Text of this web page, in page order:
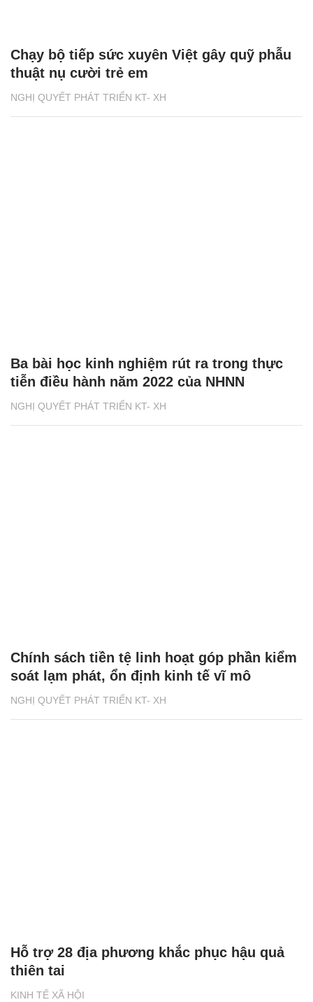
NGHỊ QUYẾT PHÁT TRIỂN KT- XH
Chạy bộ tiếp sức xuyên Việt gây quỹ phẫu
thuật nụ cười trẻ em
NGHỊ QUYẾT PHÁT TRIỂN KT- XH
Ba bài học kinh nghiệm rút ra trong thực
tiễn điều hành năm 2022 của NHNN
NGHỊ QUYẾT PHÁT TRIỂN KT- XH
Chính sách tiền tệ linh hoạt góp phần kiểm
soát lạm phát, ổn định kinh tế vĩ mô
KINH TẾ XÃ HỘI
Hỗ trợ 28 địa phương khắc phục hậu quả
thiên tai